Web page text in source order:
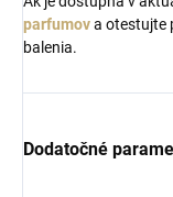
parfumova otestujte
balenia.
Dodatočné